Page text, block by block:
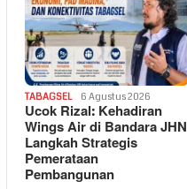
TABAGSEL 6 Agustus 2026
Ucok Rizal: Kehadiran
Wings Air di Bandara JHN
Langkah Strategis
Pemerataan
Pembangunan